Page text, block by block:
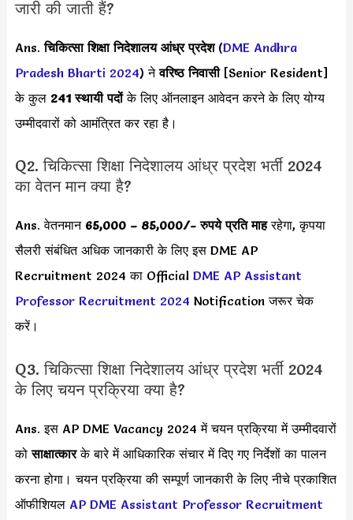
जारी की जाती हैं?
Ans.चिकित्सा शिक्षा निदेशालय आंध्र प्रदेश(DME Andhra
Pradesh Bharti 2024) नेवरिष्ठ निवासी[Senior Resident]
के कुल 241 स्थायी पदोंके लिए ऑनलाइन आवेदन करने के लिए योग्य
उम्मीदवारों को आमंत्रित कर रहा है।
Q2. चिकित्सा शिक्षा निदेशालय आंध्र प्रदेश भर्ती 2024
का वेतन मान क्या है?
Ans. वेतनमान 65,000 – 85,000/- रुपये प्रति माहरहेगा, कृपया
सैलरी संबंधित अधिक जानकारी के लिए इस DME AP
Recruitment 2024 का Official DME AP Assistant
Professor Recruitment 2024 Notification जरूर चेक
करें।
Q3. चिकित्सा शिक्षा निदेशालय आंध्र प्रदेश भर्ती 2024
के लिए चयन प्रक्रिया क्या है?
Ans. इस AP DME Vacancy 2024 में चयन प्रक्रिया में उम्मीदवारों
कोसाक्षात्कारके बारे में आधिकारिक संचार में दिए गए निर्देशों का पालन
करना होगा। चयन प्रक्रिया की सम्पूर्ण जानकारी के लिए नीचे प्रकाशित
ऑफीशियल AP DME Assistant Professor Recruitment